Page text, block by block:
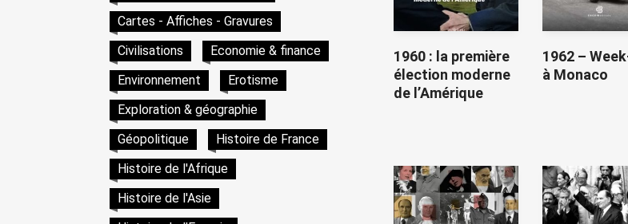
Cartes - Affiches - Gravures
Civilisations
Economie & finance
Environnement
Erotisme
Exploration & géographie
Géopolitique
Histoire de France
Histoire de l'Afrique
Histoire de l'Asie
1960 : la première
élection moderne
de l’Amérique
1962 –
à Monaco